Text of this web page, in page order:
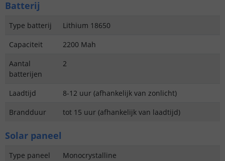
Batterij
Type batterij
Lithium 18650
Capaciteit
2200 Mah
Aantal
batterijen
2
Laadtijd
8-12 uur (afhankelijk van zonlicht)
Brandduur
tot 15 uur (afhankelijk van laadtijd)
Solar paneel
Type paneel
Monocrystalline